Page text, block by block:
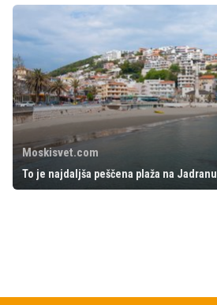
Moskisvet.com
To je najdaljša peščena plaža na Jadranu